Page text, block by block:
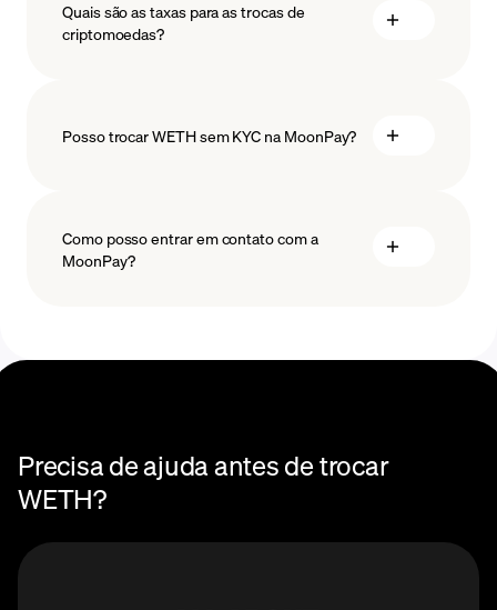
Quais são as taxas para as trocas de
criptomoedas?
Posso trocar WETH sem KYC na MoonPay?
Como posso entrar em contato com a
MoonPay?
Centro de Ajuda de Trocas
Precisa de ajuda antes de trocar
WETH?